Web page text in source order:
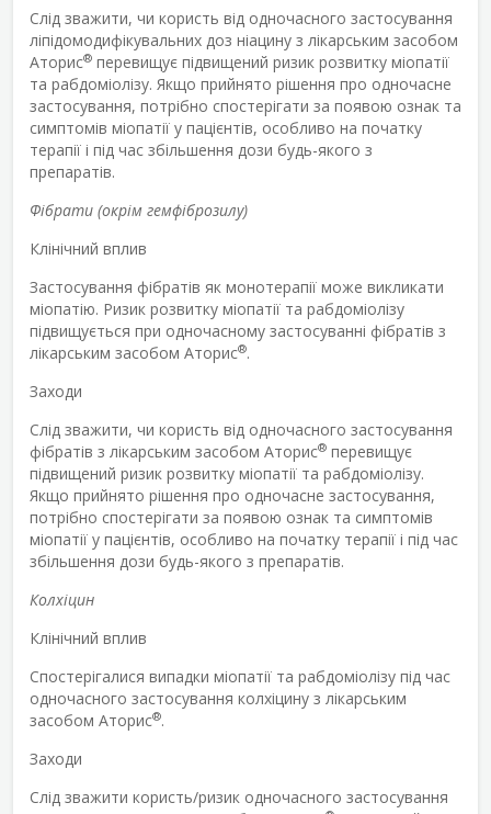
Слід зважити, чи користь від одночасного застосування
ліпідомодифікувальних доз ніацину з лікарським засобом
Аторис® перевищує підвищений ризик розвитку міопатії
та рабдоміолізу. Якщо прийнято рішення про одночасне
застосування, потрібно спостерігати за появою ознак та
симптомів міопатії у пацієнтів, особливо на початку
терапії і під час збільшення дози будь-якого з
препаратів.
Фібрати (окрім гемфіброзилу)
Клінічний вплив
Застосування фібратів як монотерапії може викликати
міопатію. Ризик розвитку міопатії та рабдоміолізу
підвищується при одночасному застосуванні фібратів з
лікарським засобом Аторис®.
Заходи
Слід зважити, чи користь від одночасного застосування
фібратів з лікарським засобом Аторис® перевищує
підвищений ризик розвитку міопатії та рабдоміолізу.
Якщо прийнято рішення про одночасне застосування,
потрібно спостерігати за появою ознак та симптомів
міопатії у пацієнтів, особливо на початку терапії і під час
збільшення дози будь-якого з препаратів.
Колхіцин
Клінічний вплив
Спостерігалися випадки міопатії та рабдоміолізу під час
одночасного застосування колхіцину з лікарським
засобом Аторис®.
Заходи
Слід зважити користь/ризик одночасного застосування